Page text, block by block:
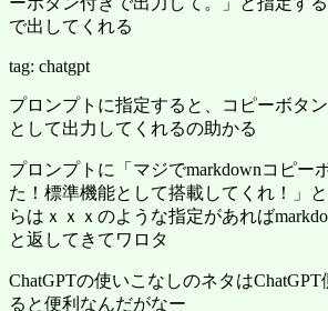
で出してくれる
tag: chatgpt
プロンプトに指定すると、コピーボタ
として出力してくれるの助かる
プロンプトに「マジでmarkdownコピー
た！標準機能として搭載してくれ！」
らはｘｘｘのような指定があれば
と返してきてワロタ
ChatGPTの使いこなしのネタは
ると便利なんだがなー